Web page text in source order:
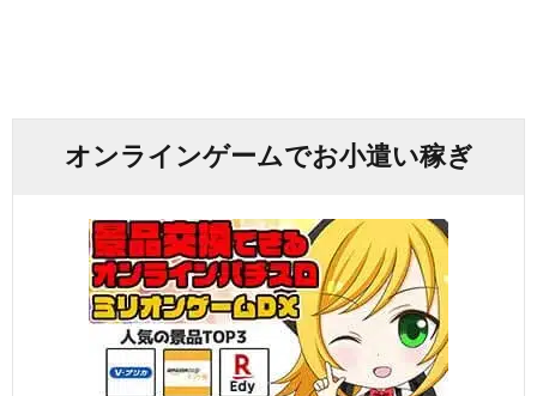
オンラインゲームでお小遣い稼ぎ